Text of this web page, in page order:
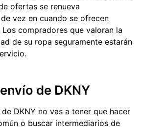
ofertas se renueva
vez en cuando se ofrecen
compradores que valoran la
de su ropa seguramente estarán
de DKNY
DKNY no vas a tener que hacer
o buscar intermediarios de